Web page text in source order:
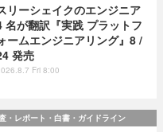
リーシェイクのエンジニア
名が翻訳『実践 プラットフ
ームエンジニアリング』8 /
発売
Fri 8:00
・レポート・白書・ガイドライン